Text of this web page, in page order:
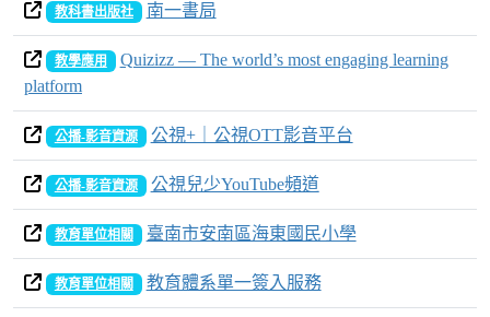
教科書出版社 南一書局
教學應用
Quizizz — The world’s most engaging learning
platform
公播-影音資源 公視+｜公視OTT影音平台
公播-影音資源 公視兒少YouTube頻道
教育單位相關 臺南市安南區海東國民小學
教育單位相關 教育體系單一簽入服務